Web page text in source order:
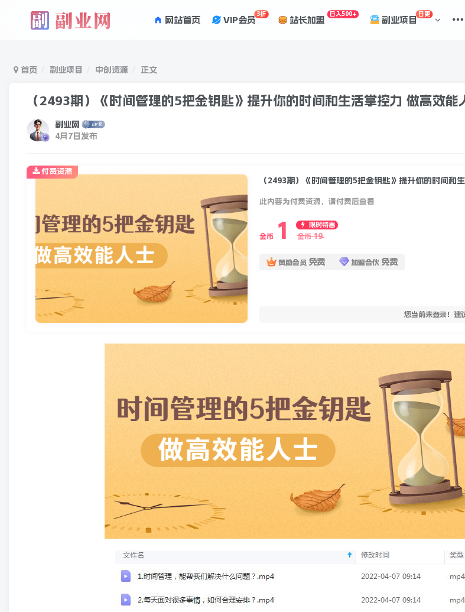
网站首页 VIP会员
3折
站长加盟
日入500+
副业项目
日更
首页 副业项目 中创资源 正文
（2493期）《时间管理的5把金钥匙》提升你的时间和生活掌控力 做高效能
副业网
4月7日发布
此内容为付费资源，请付费后查看
金币 1
限时特惠
金币 19
赞助会员 免费 加盟合伙 免费
您当前未登录！建
付费资源